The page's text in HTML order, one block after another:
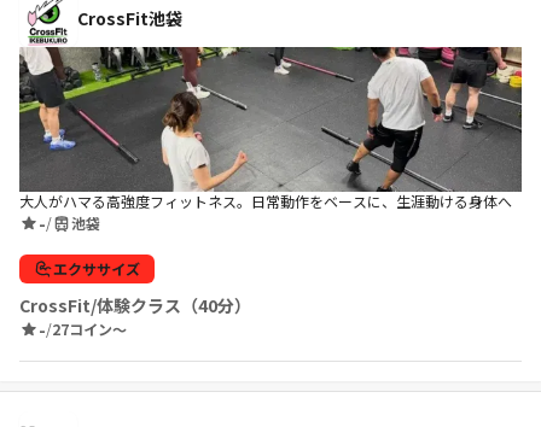
CrossFit池袋
大人がハマる高強度フィットネス。日常動作をベースに、生涯動ける身体へ
-/ 池袋
エクササイズ
CrossFit/体験クラス（40分）
-/27コイン〜